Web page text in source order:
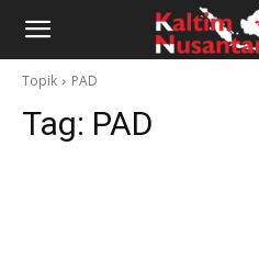
Kaltim
Nusantara
Topik PAD
Tag: PAD